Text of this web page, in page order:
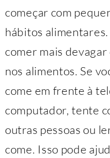
começar com
hábitos
comer mais
nos alimentos. Se
come em frente à
computador, tente
outras pessoas ou
come. Isso pode